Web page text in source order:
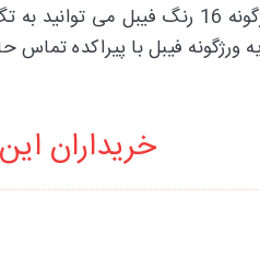
برای اطلاع از قیمت پالت سایه
فیبل با پیراکده تماس
خریداران